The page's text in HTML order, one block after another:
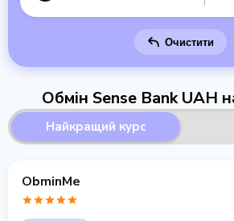
Очистити
Обмін Sense Bank UAH
Найкращий курс
ObminMe